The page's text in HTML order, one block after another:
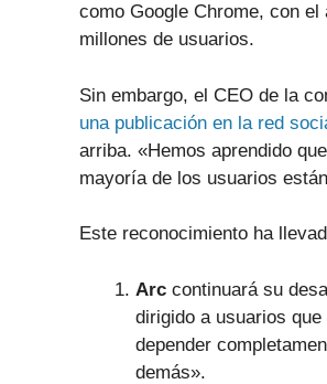
como Google Chrome, con
millones de usuarios.
Sin embargo, el CEO de la
una publicación en la red
arriba. «Hemos aprendido
mayoría de los usuarios
Este reconocimiento ha
Arc continuará su
dirigido a usuarios
depender
demás».